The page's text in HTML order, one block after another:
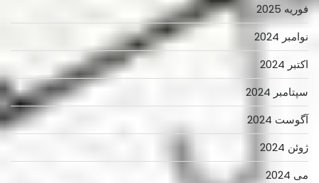
فوریه 2025
نوامبر 2024
اکتبر 2024
سپتامبر 2024
آگوست 2024
ژوئن 2024
می 2024